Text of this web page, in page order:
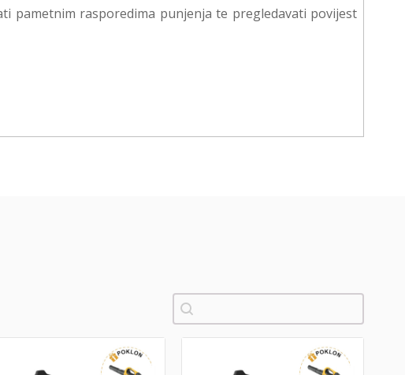
pametnim rasporedima punjenja te pregledavati povijest
Pretraži